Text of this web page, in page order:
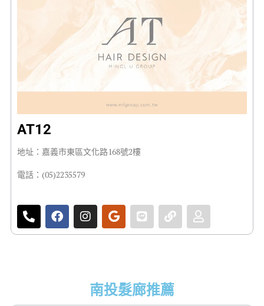
AT12
地址：嘉義市東區文化路168號2樓
電話：(05)2235579
南投髮廊推薦